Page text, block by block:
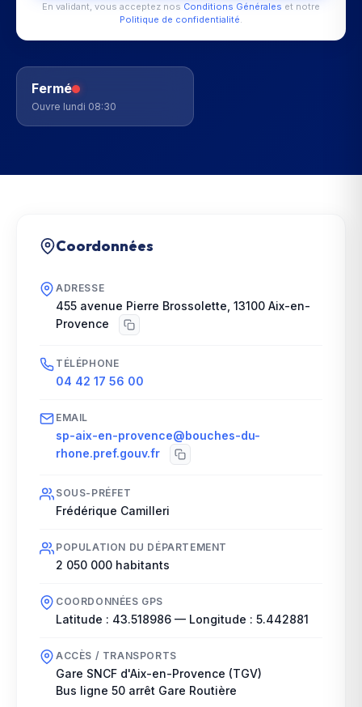
En validant, vous acceptez nos Conditions Générales et notre
Politique de confidentialité.
Fermé
Ouvre lundi 08:30
Coordonnées
ADRESSE
455 avenue Pierre Brossolette 13100 Aix-en-
Provence
TÉLÉPHONE
04 42 17 56 00
EMAIL
sp-aix-en-provence@bouches-du-
rhone.pref.gouv.fr
SOUS-PRÉFET
Frédérique Camilleri
POPULATION DU DÉPARTEMENT
2 050 000 habitants
COORDONNÉES GPS
Latitude : 43.518986 — Longitude : 5.442881
ACCÈS / TRANSPORTS
Gare SNCF d'Aix-en-Provence (TGV)
Bus ligne 50 arrêt Gare Routière